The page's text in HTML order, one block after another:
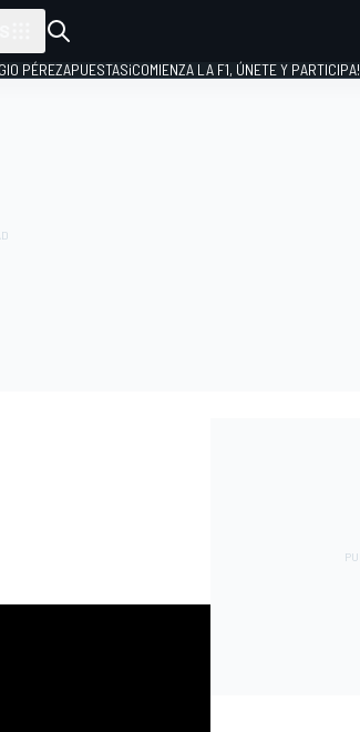
PÉREZAPUESTAS¡COMIENZA LA F1, ÚNETE Y PARTICIPA!